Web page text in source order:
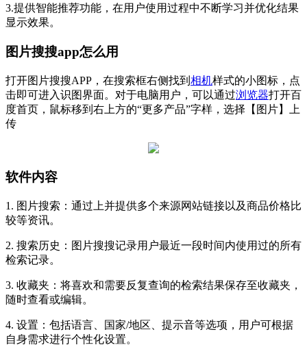
3.提供智能推荐功能，在用户使用过程中不断学习并优化结果
显示效果。
图片搜搜app怎么用
打开图片搜搜APP，在搜索框右侧找到 相机样式的小图标，点
击即可进入识图界面。对于电脑用户，可以通过浏览器打开百
度首页，鼠标移到右上方的“更多产品”字样，选择【图片】上
传
软件内容
1. 图片搜索：通过上并提供多个来源网站链接以及商品价格比
较等资讯。
2. 搜索历史：图片搜搜记录用户最近一段时间内使用过的所有
检索记录。
3. 收藏夹：将喜欢和需要反复查询的检索结果保存至收藏夹，
随时查看或编辑。
4. 设置：包括语言、国家/地区、提示音等选项，用户可根据
自身需求进行个性化设置。